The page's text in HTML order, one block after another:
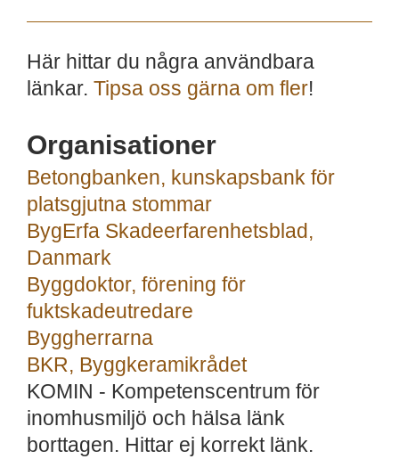
Här hittar du några användbara
länkar. Tipsa oss gärna om fler!
Organisationer
Betongbanken, kunskapsbank för
platsgjutna stommar
BygErfa Skadeerfarenhetsblad,
Danmark
Byggdoktor, förening för
fuktskadeutredare
Byggherrarna
BKR, Byggkeramikrådet
KOMIN - Kompetenscentrum för
inomhusmiljö och hälsa länk
borttagen. Hittar ej korrekt länk.